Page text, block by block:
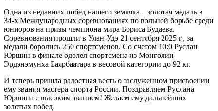
Одна из недавних побед нашего земляка – золотая медаль в
34-х Международных соревнованиях по вольной борьбе среди
юниоров на призы чемпиона мира Бориса Будаева.
Соревнования прошли в Улан-Удэ 21 сентября 2025 г., за
медали боролись 250 спортсменов. Со счетом 10:0 Руслан
Юршин в финале одолел спортсмена из Монголии
Эрдэнэмунха Баярбаатара в весовой категории до 92 кг.
И теперь пришла радостная весть о заслуженном присвоении
ему звания мастера спорта России. Поздравляем Руслана
Юршина с высоким званием! Желаем ему дальнейших
золотых побед!